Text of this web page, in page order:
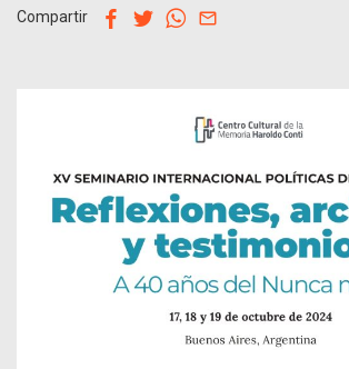
Compartir facebook
twitterwhatsapp